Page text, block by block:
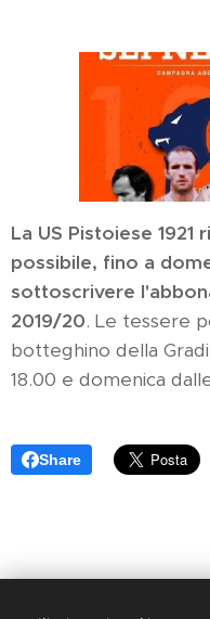
La US Pistoiese
possibile, fino a
sottoscrivere
2019/20. Le tessere
botteghino della
18.00 e domenica
Share